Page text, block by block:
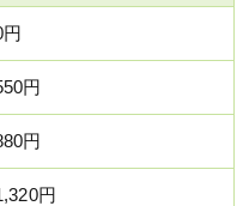
円
円
円
円